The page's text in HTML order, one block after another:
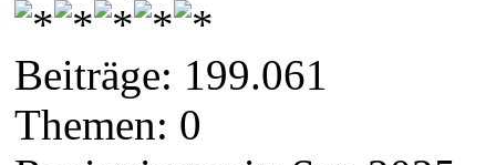
Beiträge: 199.061
Themen: 0